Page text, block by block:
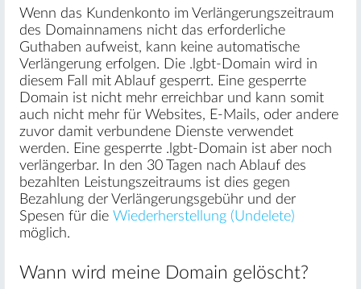
Wenn das Kundenkonto im Verlängerungszeitraum
des Domainnamens nicht das erforderliche
Guthaben aufweist, kann keine automatische
Verlängerung erfolgen. Die .lgbt-Domain wird in
diesem Fall mit Ablauf gesperrt. Eine gesperrte
Domain ist nicht mehr erreichbar und kann somit
auch nicht mehr für Websites, E-Mails, oder andere
zuvor damit verbundene Dienste verwendet
werden. Eine gesperrte .lgbt-Domain ist aber noch
verlängerbar. In den 30 Tagen nach Ablauf des
bezahlten Leistungszeitraums ist dies gegen
Bezahlung der Verlängerungsgebühr und der
Spesen für die Wiederherstellung (Undelete)
möglich.
Wann wird meine Domain gelöscht?